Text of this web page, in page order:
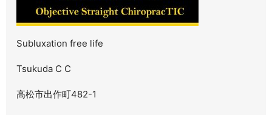
Subluxation free life
Tsukuda C C
高松市出作町482-1